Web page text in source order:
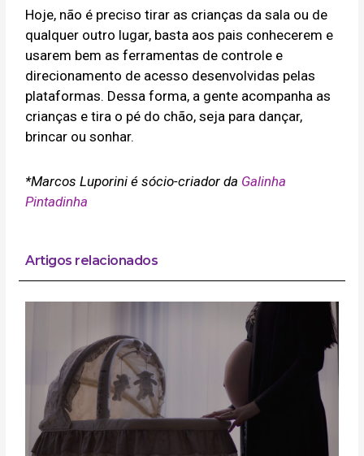
Hoje, não é preciso tirar as crianças da sala ou de
qualquer outro lugar, basta aos pais conhecerem e
usarem bem as ferramentas de controle e
direcionamento de acesso desenvolvidas pelas
plataformas. Dessa forma, a gente acompanha as
crianças e tira o pé do chão, seja para dançar,
brincar ou sonhar.
*Marcos Luporini é sócio-criador da Galinha
Pintadinha
Artigos relacionados